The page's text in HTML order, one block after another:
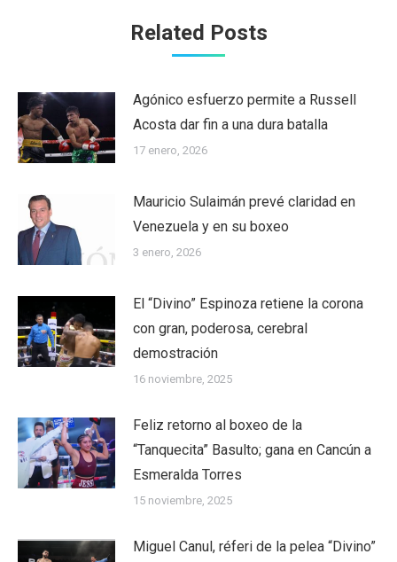
Related Posts
Agónico esfuerzo permite a Russell
Acosta dar fin a una dura batalla
17 enero, 2026
Mauricio Sulaimán prevé claridad en
Venezuela y en su boxeo
3 enero, 2026
El “Divino” Espinoza retiene la corona
con gran, poderosa, cerebral
demostración
16 noviembre, 2025
Feliz retorno al boxeo de la
“Tanquecita” Basulto; gana en Cancún a
Esmeralda Torres
15 noviembre, 2025
Miguel Canul, réferi de la pelea “Divino”